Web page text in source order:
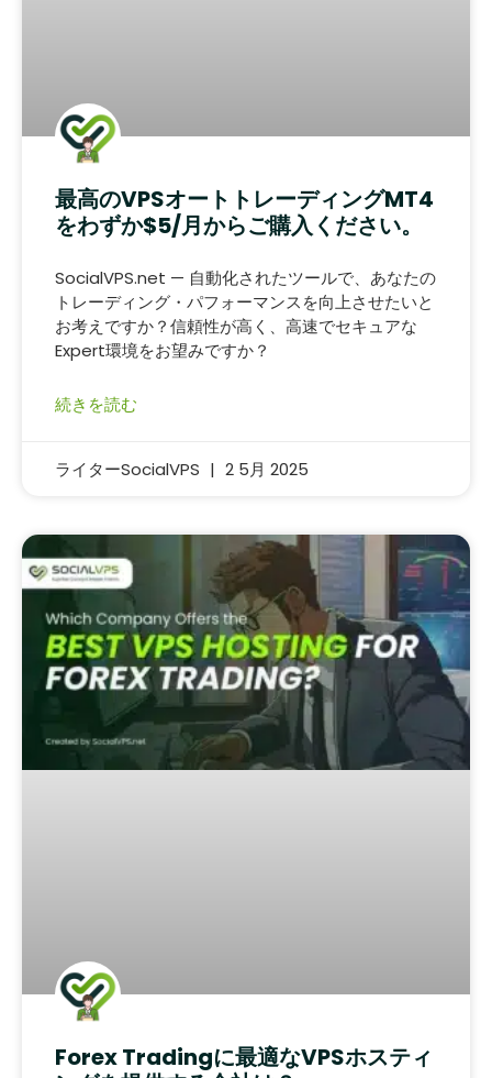
最高のVPSオートトレーディングMT4
をわずか$5/月からご購入ください。
SocialVPS.net — 自動化されたツールで、あなたの
トレーディング・パフォーマンスを向上させたいと
お考えですか？信頼性が高く、高速でセキュアな
Expert環境をお望みですか？
続きを読む
ライターSocialVPS 2 5月 2025
Forex Tradingに最適なVPSホスティ